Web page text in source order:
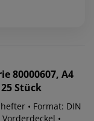
80000607, A4
Stück
• Format: DIN
•